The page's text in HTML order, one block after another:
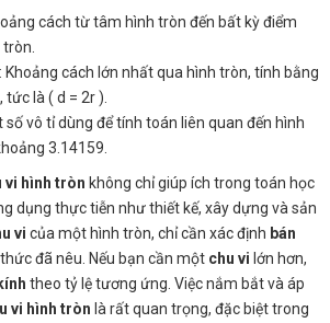
cách từ tâm hình tròn đến bất kỳ điểm
: Khoảng cách lớn nhất qua hình tròn, tính bằng
tức là ( d = 2r ).
số vô tỉ dùng để tính toán liên quan đến hình
3.14159.
vi hình tròn không chỉ giúp ích trong toán học
dụng thực tiễn như thiết kế, xây dựng và sản
vi của một hình tròn, chỉ cần xác định bán
đã nêu. Nếu bạn cần một chu vi lớn hơn,
theo tỷ lệ tương ứng. Việc nắm bắt và áp
vi hình tròn là rất quan trọng, đặc biệt trong